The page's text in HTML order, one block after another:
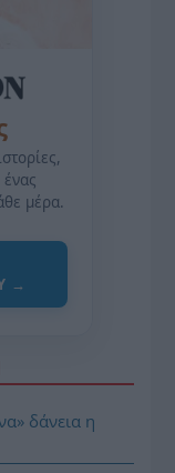
ένας
μέρα.
→
δάνεια η